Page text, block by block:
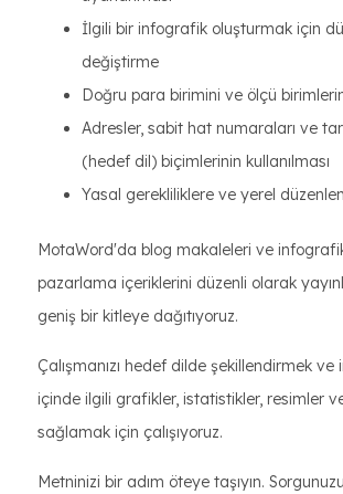
İlgili bir infografik oluşturmak için
değiştirme
Doğru para birimini ve ölçü
Adresler, sabit hat numaraları ve
(hedef dil) biçimlerinin kullanılması
Yasal gerekliliklere ve yerel
MotaWord'da blog makaleleri ve
pazarlama içeriklerini düzenli olarak
geniş bir kitleye dağıtıyoruz.
Çalışmanızı hedef dilde şekillendirmek
içinde ilgili grafikler, istatistikler, resimler
sağlamak için çalışıyoruz.
Metninizi bir adım öteye taşıyın. Sorgunuzu